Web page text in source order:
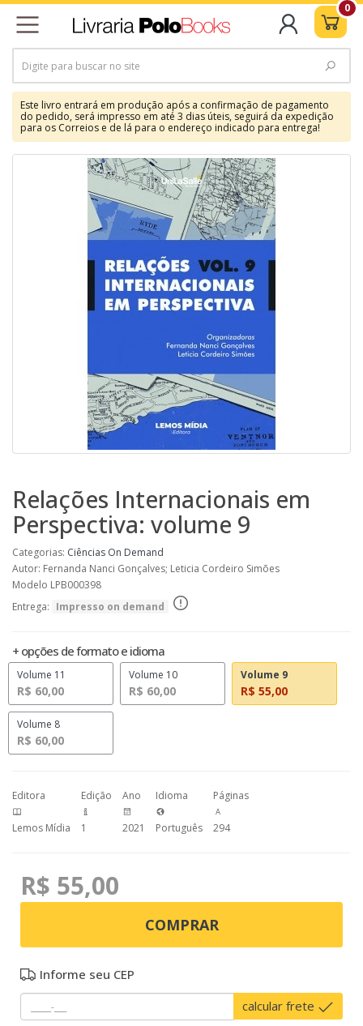
0
Este livro entrará em produção após a confirmação de pagamento
do pedido, será impresso em até 3 dias úteis, seguirá da expedição
para os Correios e de lá para o endereço indicado para entrega!
Relações Internacionais em
Perspectiva: volume 9
Categorias: Ciências On Demand
Autor: Fernanda Nanci Gonçalves; Leticia Cordeiro Simões
Modelo LPB000398
Entrega: Impresso on demand
+ opções de formato e idioma
Volume 11
R$ 60,00
Volume 10
R$ 60,00
Volume 9
R$ 55,00
Volume 8
R$ 60,00
Editora
Lemos Mídia
Edição
1
Ano
2021
Idioma
Português
Páginas
294
R$ 55,00
COMPRAR
Informe seu CEP
calcular frete